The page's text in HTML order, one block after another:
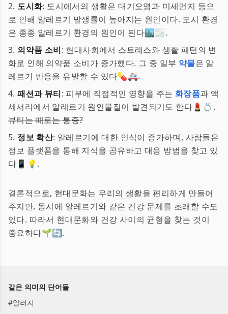
2. 도시화: 도시에서의 생활은 대기오염과 미세먼지 등으
로 인해 알레르기 발생률이 높아지는 원인이다. 도시 환경
은 종종 알레르기 환경의 원인이 된다🏙️🌫️.
3. 의약품 소비: 현대사회에서 스트레스와 생활 패턴의 변
화로 인해 의약품 소비가 증가했다. 그 중 일부 약물은 알
레르기 반응을 유발할 수 있다💊🚑.
4.패션과 뷰티: 피부에 직접적인 영향을 주는 화장품과 액
세서리에서 알레르기 원인물질이 발견되기도 한다💄💍.
뷰티는 때로는 통증?
5. 정보 확산: 알레르기에 대한 인식이 증가하며, 사람들은
정보 플랫폼을 통해 지식을 공유하고 대응 방법을 찾고 있
다📱💡.
결론적으로, 현대문화는 우리의 생활을 편리하게 만들어
주지만, 동시에 알레르기와 같은 건강 문제를 초래할 수도
있다. 따라서 현대문화와 건강 사이의 균형을 찾는 것이
중요하다🌱🔄.
같은 의미의 단어들
#알러지